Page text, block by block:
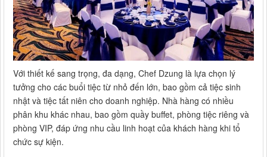
Với thiết kế sang trọng, đa dạng, Chef Dzung là lựa chọn lý
tưởng cho các buổi tiệc từ nhỏ đến lớn, bao gồm cả tiệc sinh
nhật và tiệc tất niên cho doanh nghiệp. Nhà hàng có nhiều
phân khu khác nhau, bao gồm quầy buffet, phòng tiệc riêng và
phòng VIP, đáp ứng nhu cầu linh hoạt của khách hàng khi tổ
chức sự kiện.